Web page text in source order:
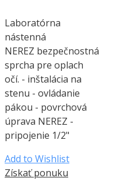
Laboratórna
nástenná
NEREZ bezpečnostná
sprcha pre oplach
očí. - inštalácia na
stenu - ovládanie
pákou - povrchová
úprava NEREZ -
pripojenie 1/2"
Add to Wishlist
Získať ponuku